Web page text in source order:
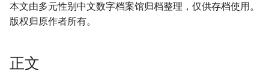
本文由多元性别中文数字档案馆归档整理，仅供存档使用。
版权归原作者所有。
正文